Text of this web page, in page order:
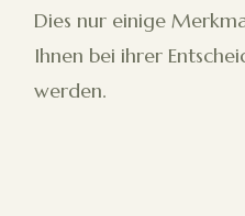
Dies nur einige
Ihnen bei ihrer
werden.